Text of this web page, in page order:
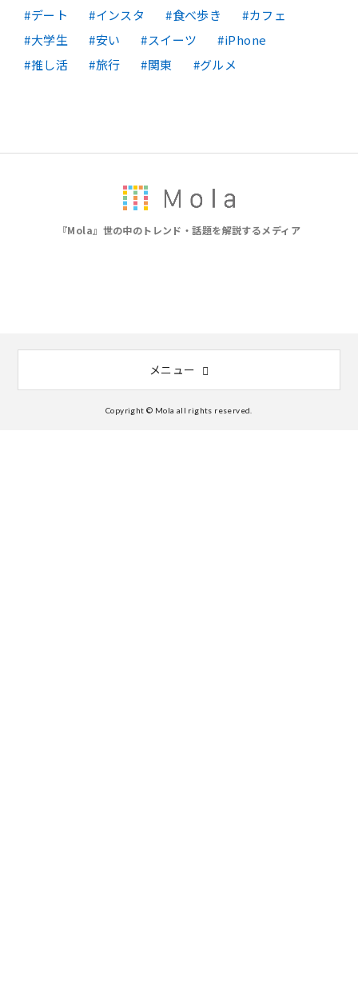
デート
インスタ 食べ歩き
カフェ
大学生
安い スイーツ
iPhone
推し活
旅行 関東 グルメ
『Mola』世の中のトレンド・話題を解説するメディア
メニュー
Copyright © Mola all rights reserved.